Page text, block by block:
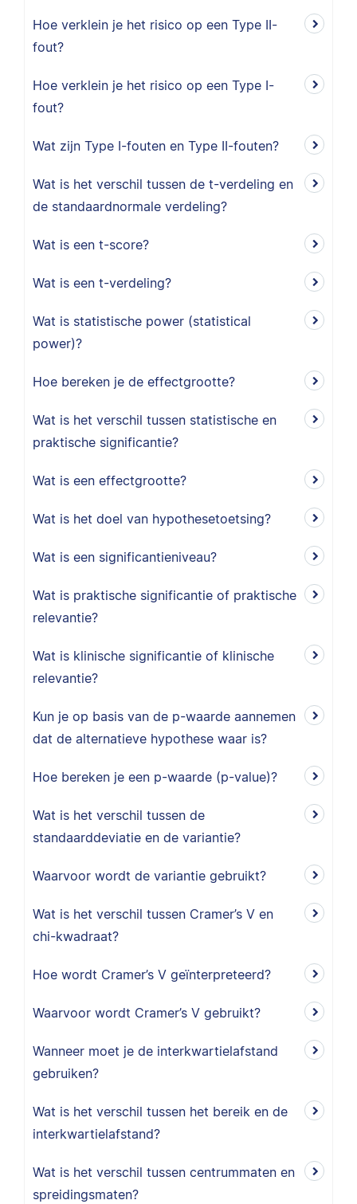
Hoe verklein je het risico op een Type II-
fout?
Hoe verklein je het risico op een Type I-
fout?
Wat zijn Type I-fouten en Type II-fouten?
Wat is het verschil tussen de t-verdeling en
de standaardnormale verdeling?
Wat is een t-score?
Wat is een t-verdeling?
Wat is statistische power (statistical
power)?
Hoe bereken je de effectgrootte?
Wat is het verschil tussen statistische en
praktische significantie?
Wat is een effectgrootte?
Wat is het doel van hypothesetoetsing?
Wat is een significantieniveau?
Wat is praktische significantie of praktische
relevantie?
Wat is klinische significantie of klinische
relevantie?
Kun je op basis van de p-waarde aannemen
dat de alternatieve hypothese waar is?
Hoe bereken je een p-waarde (p-value)?
Wat is het verschil tussen de
standaarddeviatie en de variantie?
Waarvoor wordt de variantie gebruikt?
Wat is het verschil tussen Cramer’s V en
chi-kwadraat?
Hoe wordt Cramer’s V geïnterpreteerd?
Waarvoor wordt Cramer’s V gebruikt?
Wanneer moet je de interkwartielafstand
gebruiken?
Wat is het verschil tussen het bereik en de
interkwartielafstand?
Wat is het verschil tussen centrummaten en
spreidingsmaten?